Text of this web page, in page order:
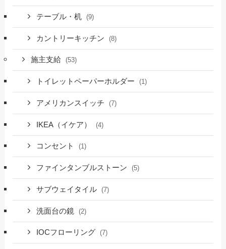
テーブル・机 (9)
カントリーキッチン (8)
施主支給 (53)
トイレットペーパーホルダー (1)
アメリカンスイッチ (7)
IKEA（イケア） (4)
コンセント (1)
ファインタンブルストーン (5)
サブウェイタイル (7)
洗面台の鏡 (2)
IOCフローリング (7)